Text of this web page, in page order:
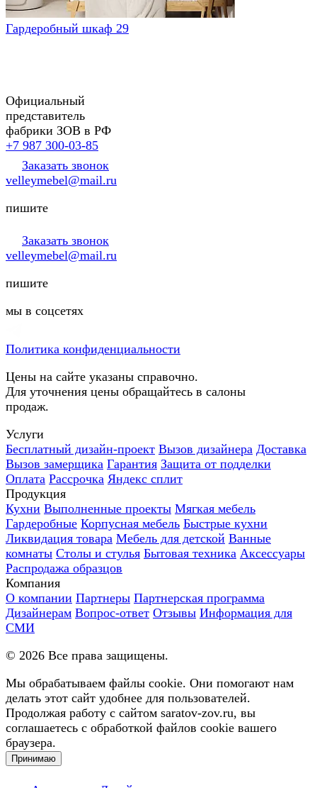
Гардеробный шкаф 29
Официальный
представитель
фабрики ЗОВ в РФ
+7 987 300-03-85
Заказать звонок
velleymebel@mail.ru
пишите
Заказать звонок
velleymebel@mail.ru
пишите
мы в соцсетях
Политика конфиденциальности
Цены на сайте указаны справочно.
Для уточнения цены обращайтесь в салоны
продаж.
Услуги
Бесплатный дизайн-проект Вызов дизайнера Доставка
Вызов замерщика Гарантия Защита от подделки
Оплата Рассрочка Яндекс сплит
Продукция
Кухни Выполненные проекты Мягкая мебель
Гардеробные Корпусная мебель Быстрые кухни
Ликвидация товара Мебель для детской Ванные
комнаты Столы и стулья Бытовая техника Аксессуары
Распродажа образцов
Компания
О компании Партнеры Партнерская программа
Дизайнерам Вопрос-ответ Отзывы Информация для
СМИ
© 2026 Все права защищены.
Мы обрабатываем файлы cookie. Они помогают нам
делать этот сайт удобнее для пользователей.
Продолжая работу с сайтом saratov-zov.ru, вы
соглашаетесь с обработкой файлов cookie вашего
браузера.
Принимаю